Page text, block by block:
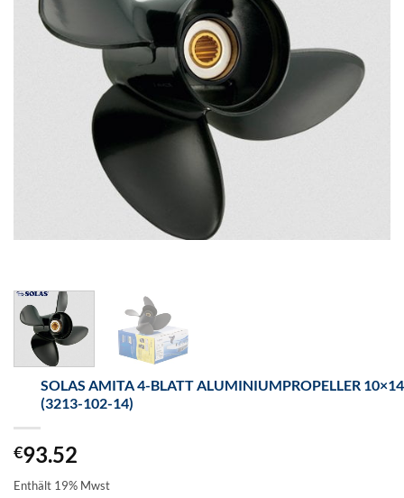
SOLAS AMITA 4-BLATT ALUMINIUMPROPELLER 10×14
(3213-102-14)
€93.52
Enthält 19% Mwst